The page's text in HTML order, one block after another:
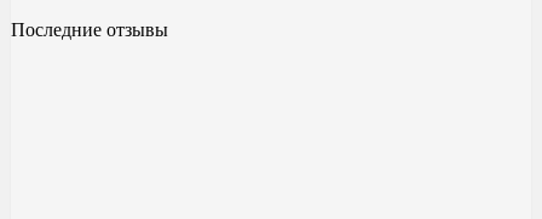
Последние отзывы